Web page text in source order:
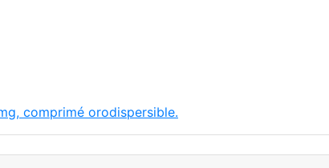
comprimé orodispersible.